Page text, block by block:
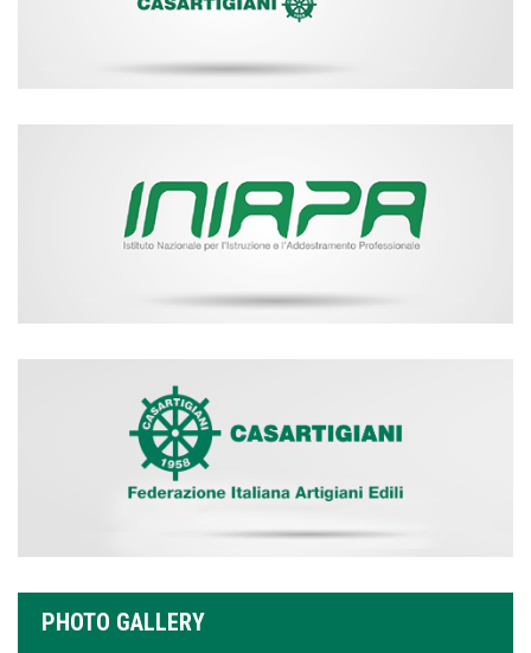
PHOTO GALLERY